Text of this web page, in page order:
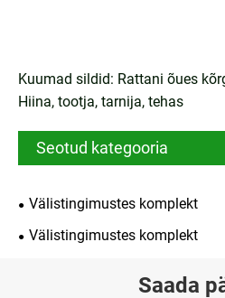
Kuumad sildid: Rattani õues
Hiina, tootja, tarnija, tehas
Seotud kategooria
Välistingimustes komplekt
Välistingimustes komplekt
Saada